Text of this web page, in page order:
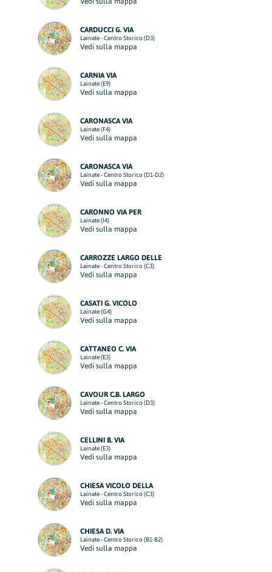
CARDUCCI G. VIA
Lainate - Centro Storico (D3)
Vedi sulla mappa
CARNIA VIA
Lainate (E9)
Vedi sulla mappa
CARONASCA VIA
Lainate (F4)
Vedi sulla mappa
CARONASCA VIA
Lainate - Centro Storico (D1-D2)
Vedi sulla mappa
CARONNO VIA PER
Lainate (I4)
Vedi sulla mappa
CARROZZE LARGO DELLE
Lainate - Centro Storico (C3)
Vedi sulla mappa
CASATI G. VICOLO
Lainate (G4)
Vedi sulla mappa
CATTANEO C. VIA
Lainate (E3)
Vedi sulla mappa
CAVOUR C.B. LARGO
Lainate - Centro Storico (D3)
Vedi sulla mappa
CELLINI B. VIA
Lainate (E3)
Vedi sulla mappa
CHIESA VICOLO DELLA
Lainate - Centro Storico (C3)
Vedi sulla mappa
CHIESA D. VIA
Lainate - Centro Storico (B1-B2)
Vedi sulla mappa